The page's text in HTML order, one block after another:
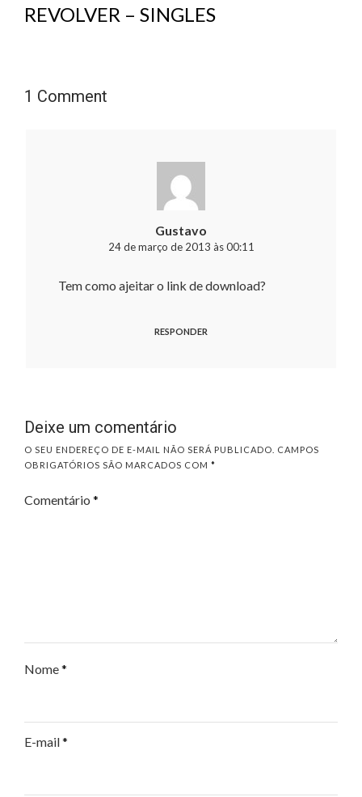
REVOLVER – SINGLES
1 Comment
Gustavo
24 de março de 2013 às 00:11
Tem como ajeitar o link de download?
RESPONDER
Deixe um comentário
O SEU ENDEREÇO DE E-MAIL NÃO SERÁ PUBLICADO.
CAMPOS
OBRIGATÓRIOS SÃO MARCADOS COM *
Comentário *
Nome*
E-mail*